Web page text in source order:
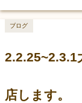
2.2.25~2.3.1
店します。
ブログ